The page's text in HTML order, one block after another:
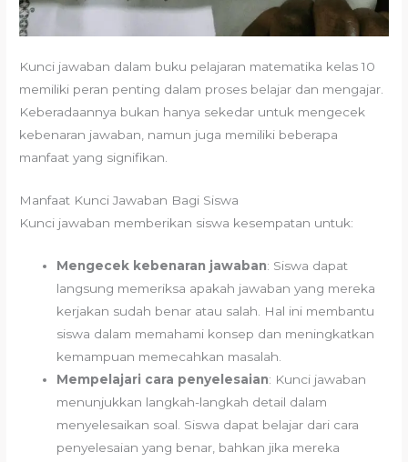
Kunci jawaban dalam buku pelajaran matematika kelas 10
memiliki peran penting dalam proses belajar dan mengajar.
Keberadaannya bukan hanya sekedar untuk mengecek
kebenaran jawaban, namun juga memiliki beberapa
manfaat yang signifikan.
Manfaat Kunci Jawaban Bagi Siswa
Kunci jawaban memberikan siswa kesempatan untuk:
Mengecek kebenaran jawaban: Siswa dapat
langsung memeriksa apakah jawaban yang mereka
kerjakan sudah benar atau salah. Hal ini membantu
siswa dalam memahami konsep dan meningkatkan
kemampuan memecahkan masalah.
Mempelajari cara penyelesaian: Kunci jawaban
menunjukkan langkah-langkah detail dalam
menyelesaikan soal. Siswa dapat belajar dari cara
penyelesaian yang benar, bahkan jika mereka